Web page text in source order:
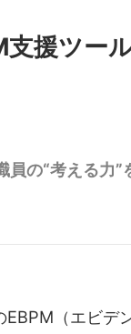
援ツー
の“考える力”
（エビデ